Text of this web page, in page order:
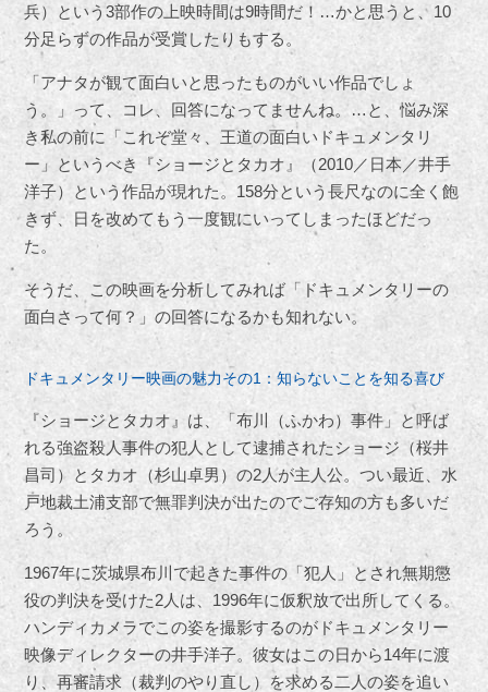
兵）という3部作の上映時間は9時間だ！…かと思うと、10
分足らずの作品が受賞したりもする。
「アナタが観て面白いと思ったものがいい作品でしょ
う。」って、コレ、回答になってませんね。…と、悩み深
き私の前に「これぞ堂々、王道の面白いドキュメンタリ
ー」というべき『ショージとタカオ』（2010／日本／井手
洋子）という作品が現れた。158分という長尺なのに全く飽
きず、日を改めてもう一度観にいってしまったほどだっ
た。
そうだ、この映画を分析してみれば「ドキュメンタリーの
面白さって何？」の回答になるかも知れない。
ドキュメンタリー映画の魅力その1：知らないことを知る喜び
『ショージとタカオ』は、「布川（ふかわ）事件」と呼ば
れる強盗殺人事件の犯人として逮捕されたショージ（桜井
昌司）とタカオ（杉山卓男）の2人が主人公。つい最近、水
戸地裁土浦支部で無罪判決が出たのでご存知の方も多いだ
ろう。
1967年に茨城県布川で起きた事件の「犯人」とされ無期懲
役の判決を受けた2人は、1996年に仮釈放で出所してくる。
ハンディカメラでこの姿を撮影するのがドキュメンタリー
映像ディレクターの井手洋子。彼女はこの日から14年に渡
り、再審請求（裁判のやり直し）を求める二人の姿を追い